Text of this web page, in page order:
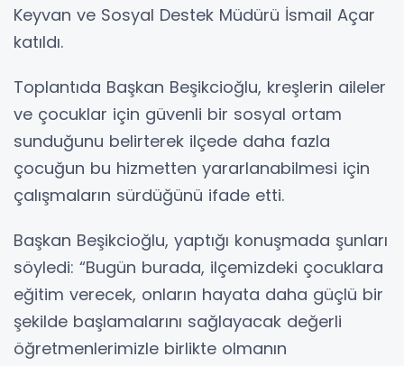
Keyvan ve Sosyal Destek Müdürü İsmail Açar
katıldı.
Toplantıda Başkan Beşikcioğlu, kreşlerin aileler
ve çocuklar için güvenli bir sosyal ortam
sunduğunu belirterek ilçede daha fazla
çocuğun bu hizmetten yararlanabilmesi için
çalışmaların sürdüğünü ifade etti.
Başkan Beşikcioğlu, yaptığı konuşmada şunları
söyledi: “Bugün burada, ilçemizdeki çocuklara
eğitim verecek, onların hayata daha güçlü bir
şekilde başlamalarını sağlayacak değerli
öğretmenlerimizle birlikte olmanın